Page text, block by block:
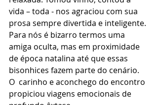
vida – toda - nos agraciou com sua
prosa sempre divertida e inteligente.
Para nós é bizarro termos uma
amiga oculta, mas em proximidade
de época natalina até que essas
bisonhices fazem parte do cenário.
O  carinho e aconchego do encontro
propiciou viagens emocionais de